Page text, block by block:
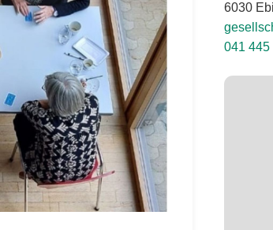
6030
041 445